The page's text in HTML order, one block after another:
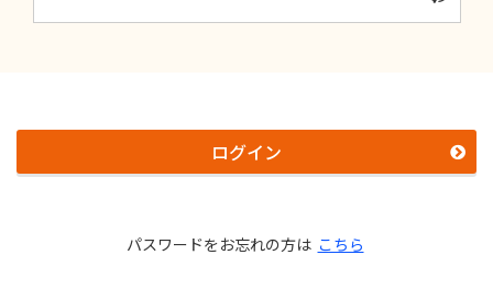
ログイン
パスワードをお忘れの方は こちら